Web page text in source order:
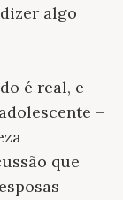
algo
é real, e
–
que